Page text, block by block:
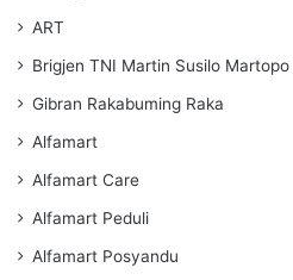
ART
Brigjen TNI Martin Susilo Martopo
Gibran Rakabuming Raka
Alfamart
Alfamart Care
Alfamart Peduli
Alfamart Posyandu